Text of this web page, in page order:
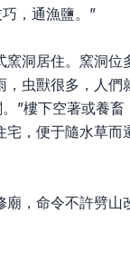
，通漁鹽。”
窯洞居住。窯洞位
，虫獸很多，人們
”樓下空著或養畜
宅，便于隨水草而
廟，命令不許劈山